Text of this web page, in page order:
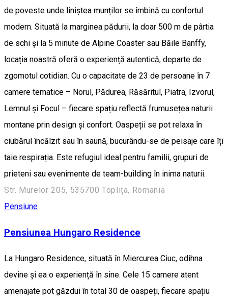
de poveste unde liniștea munților se îmbină cu confortul
modern. Situată la marginea pădurii, la doar 500 m de pârtia
de schi și la 5 minute de Alpine Coaster sau Băile Banffy,
locația noastră oferă o experiență autentică, departe de
zgomotul cotidian. Cu o capacitate de 23 de persoane în 7
camere tematice – Norul, Pădurea, Răsăritul, Piatra, Izvorul,
Lemnul și Focul – fiecare spațiu reflectă frumusețea naturii
montane prin design și confort. Oaspeții se pot relaxa în
ciubărul încălzit sau în saună, bucurându-se de peisaje care îți
taie respirația. Este refugiul ideal pentru familii, grupuri de
prieteni sau evenimente de team-building în inima naturii.
Str. Murelor 205, 535700 Toplița, Romania
Pensiune
Pensiunea Hungaro Residence
La Hungaro Residence, situată în Miercurea Ciuc, odihna
devine și ea o experiență în sine. Cele 15 camere atent
amenajate pot găzdui în total 30 de oaspeți, fiecare spațiu